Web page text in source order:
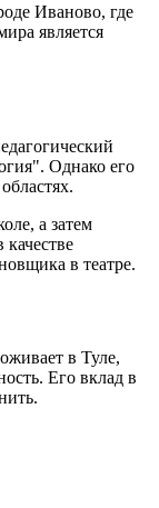
Иваново, где
является
Однако его
а затем
в театре.
в Туле,
Его вклад в